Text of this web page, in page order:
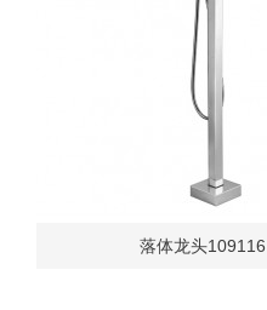
落体龙头109116